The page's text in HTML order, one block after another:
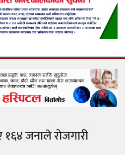
१६४ जनाले रोजगारी